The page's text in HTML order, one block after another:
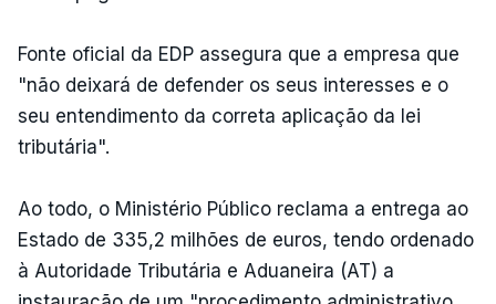
Fonte oficial da EDP assegura que a empresa que
"não deixará de defender os seus interesses e o
seu entendimento da correta aplicação da lei
tributária".
Ao todo, o Ministério Público reclama a entrega ao
Estado de 335,2 milhões de euros, tendo ordenado
à Autoridade Tributária e Aduaneira (AT) a